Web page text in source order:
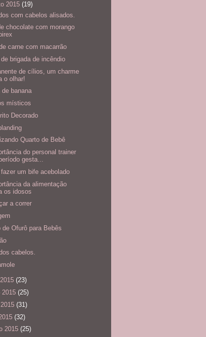
2015 (19)
com cabelos alisados.
chocolate com morango
carne com macarrão
brigada de incêndio
de cílios, um charme
o olhar!
de banana
místicos
Decorado
Quarto de Bebê
do personal trainer
gesta...
um bife acebolado
da alimentação
os idosos
a correr
de Ofurô para Bebês
cabelos.
(23)
2015 (25)
(31)
(32)
2015 (25)